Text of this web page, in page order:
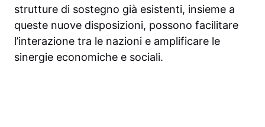
strutture di sostegno già esistenti, insieme a
queste nuove disposizioni, possono facilitare
l’interazione tra le nazioni e amplificare le
sinergie economiche e sociali.